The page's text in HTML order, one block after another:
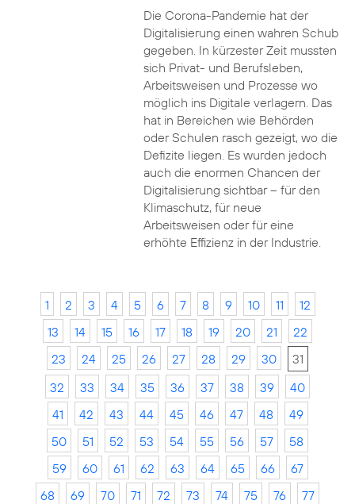
Die Corona-Pandemie hat der
Digitalisierung einen wahren Schub
gegeben. In kürzester Zeit mussten
sich Privat- und Berufsleben,
Arbeitsweisen und Prozesse wo
möglich ins Digitale verlagern. Das
hat in Bereichen wie Behörden
oder Schulen rasch gezeigt, wo die
Defizite liegen. Es wurden jedoch
auch die enormen Chancen der
Digitalisierung sichtbar – für den
Klimaschutz, für neue
Arbeitsweisen oder für eine
erhöhte Effizienz in der Industrie.
1 2 3 4 5 6 7 8 9 10 11
12
13
14 15 16 17 18 19 20 21
22
23
24 25 26 27 28 29 30
31
32
33 34 35 36 37 38 39
40
41
42 43 44 45 46 47 48
49
50
51 52 53 54 55 56 57
58
59
60 61 62 63 64 65 66
67
68
69 70 71 72 73 74 75 76
77